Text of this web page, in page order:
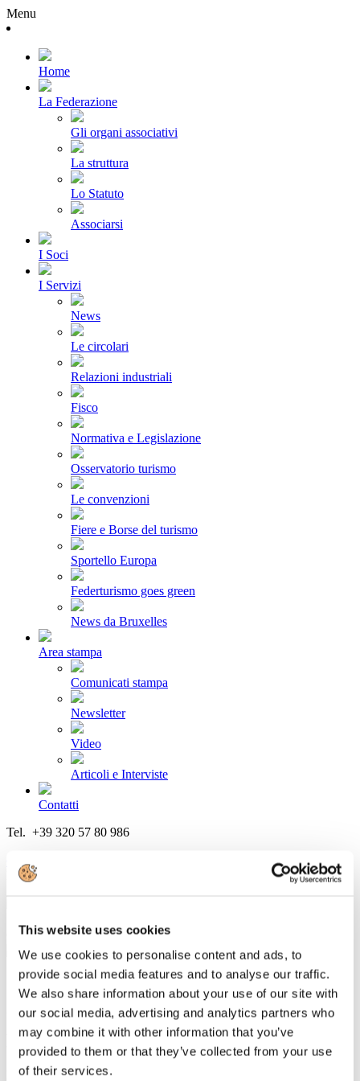
This website uses cookies
We use cookies to personalise content and ads, to
provide social media features and to analyse our traffic.
We also share information about your use of our site with
our social media, advertising and analytics partners who
may combine it with other information that you’ve
provided to them or that they’ve collected from your use
of their services.
Menu
Home
La Federazione
Gli organi associativi
La struttura
Lo Statuto
Associarsi
I Soci
I Servizi
News
Le circolari
Relazioni industriali
Fisco
Normativa e Legislazione
Osservatorio turismo
Le convenzioni
Fiere e Borse del turismo
Sportello Europa
Federturismo goes green
News da Bruxelles
Area stampa
Comunicati stampa
Newsletter
Video
Articoli e Interviste
Contatti
Tel. +39 320 57 80 986
Come aderire
Login
Cerca...
UCINA apre le iscrizioni al Salone
Nautico di Genova
Dettagli